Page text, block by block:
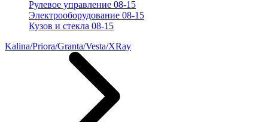
Рулевое управление 08-15
Электрооборудование 08-15
Кузов и стекла 08-15
Kalina/Priora/Granta/Vesta/XRay